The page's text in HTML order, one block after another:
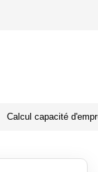
Calcul capacité